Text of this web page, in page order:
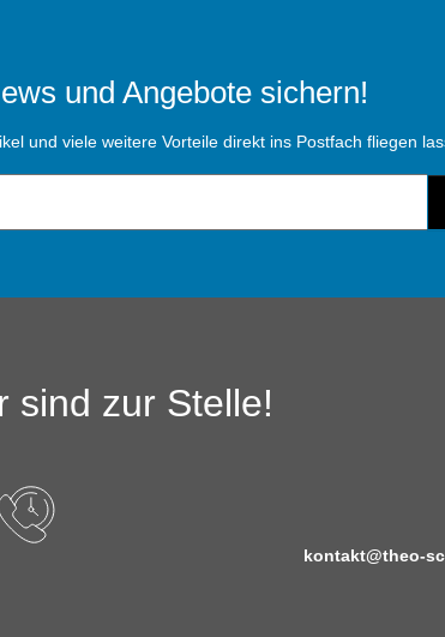
und Angebote sichern!
und viele weitere Vorteile direkt ins Postfach fliegen
sind zur Stelle!
kontakt@theo-